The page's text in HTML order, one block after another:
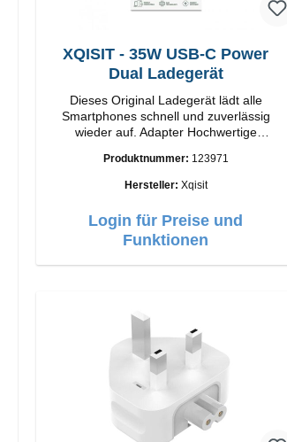
XQISIT - 35W USB-C Power
Dual Ladegerät
Dieses Original Ladegerät lädt alle
Smartphones schnell und zuverlässig
wieder auf. Adapter Hochwertige
C Output: 35W Farbe: Weis
Produktnummer: 123971
Hersteller: Xqisit
Login für Preise und
Funktionen